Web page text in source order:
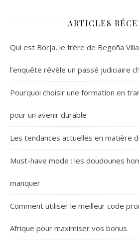
ARTICLES
Qui est Borja, le frère de Begoña
l’enquête révèle un passé judiciaire
Pourquoi choisir une formation en
pour un avenir durable
Les tendances actuelles en matière
Must-have mode : les doudounes
manquer
Comment utiliser le meilleur code
Afrique pour maximiser vos bonus